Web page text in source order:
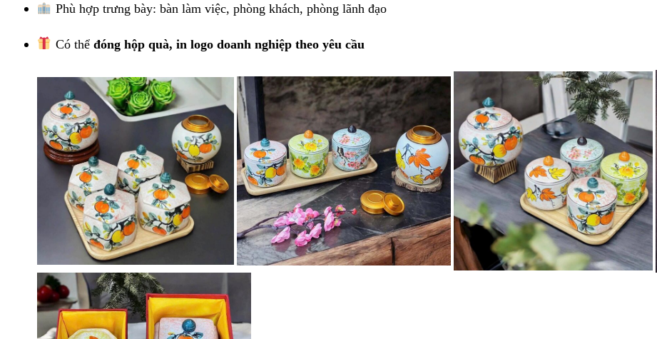
Phù hợp trưng bày: bàn làm việc, phòng khách, phòng lãnh đạo
Có thể đóng hộp quà, in logo doanh nghiệp theo yêu cầu